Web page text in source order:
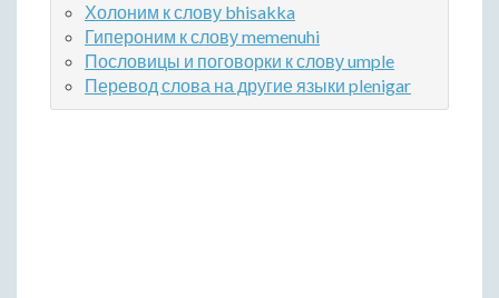
Холоним к слову bhisakka
Гипероним к слову memenuhi
Пословицы и поговорки к слову umple
Перевод слова на другие языки plenigar